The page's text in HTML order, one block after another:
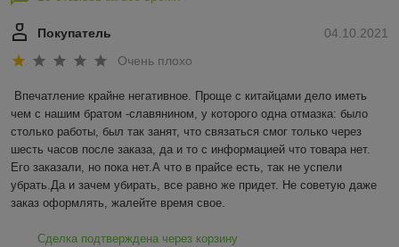
04.10.2021
Покупатель
Очень плохо
Впечатление крайне негативное. Проще с китайцами дело иметь
чем с нашим братом -славянином, у которого одна отмазка: было
столько работы, был так занят, что связаться смог только через
шесть часов после заказа, да и то с информацией что товара нет.
Его заказали, но пока нет.А что в прайсе есть, так не успели
убрать.Да и зачем убирать, все равно же придет. Не советую даже
заказ оформлять, жалейте время свое.
Сделка подтверждена через корзину